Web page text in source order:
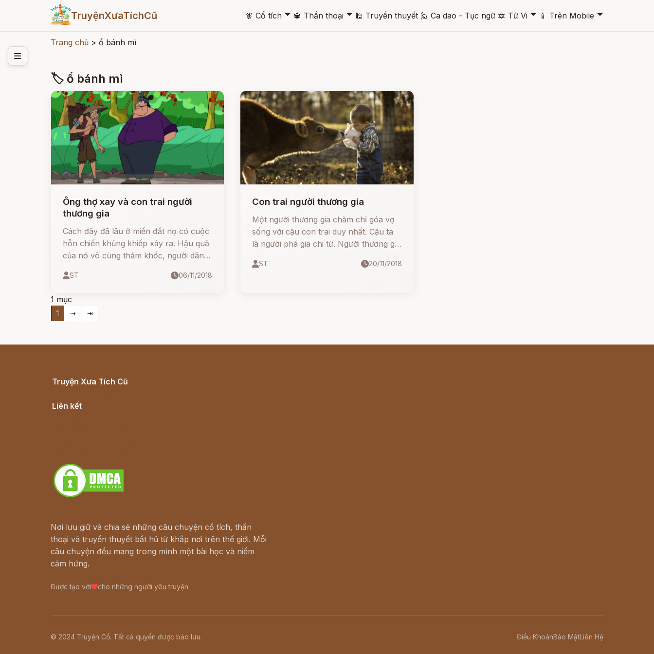
TruyệnXưaTíchCũ 🧚 Cổ tích 🞃 🔱 Thần thoại 🞃 🕌 Truyền thuyết 🙋 Ca dao - Tục ngữ 🔯 Tử Vi 🞃 📱 Trên Mobile 🞃
Trang chủ > ổ bánh mì
🏷 ổ bánh mì
Ông thợ xay và con trai người
thương gia
Cách đây đã lâu ở miền đất nọ có cuộc
hỗn chiến khủng khiếp xảy ra. Hậu quả
của nó vô cùng thảm khốc, người dân
nhiều vô kể.
ST 06/11/2018
Con trai người thương gia
Một người thương gia chăm chỉ góa vợ
sống với cậu con trai duy nhất. Cậu ta
là người phá gia chi tử. Người thương gia
ST 20/11/2018
1 mục
1 ⇢ ⇥
Truyện Xưa Tích Cũ
Liên kết
Nơi lưu giữ và chia sẻ những câu chuyện cổ tích, thần
thoại và truyền thuyết bất hủ từ khắp nơi trên thế giới. Mỗi
câu chuyện đều mang trong mình một bài học và niềm
cảm hứng.
Được tạo với cho những người yêu truyện
© 2024 Truyện Cổ. Tất cả quyền được bảo lưu. Điều KhoảnBảo MậtLiên Hệ